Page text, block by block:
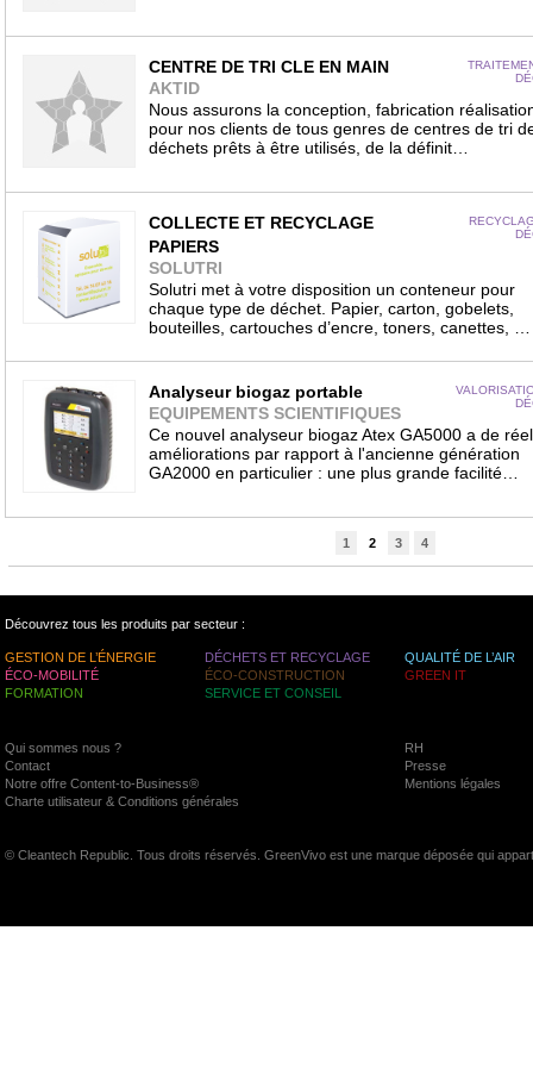
CENTRE DE TRI CLE EN MAIN
AKTID
Nous assurons la conception, fabrication
pour nos clients de tous genres de centres de tri
déchets prêts à être utilisés, de la définit…
COLLECTE ET RECYCLAGE
PAPIERS
SOLUTRI
Solutri met à votre disposition un conteneur pour
chaque type de déchet. Papier, carton, gobelets,
bouteilles, cartouches d’encre, toners, canettes, …
Analyseur biogaz portable
EQUIPEMENTS SCIENTIFIQUES
Ce nouvel analyseur biogaz Atex GA5000 a de
améliorations par rapport à l'ancienne génération
GA2000 en particulier : une plus grande facilité…
1 2 3 4
Découvrez tous les produits par secteur :
GESTION DE L’ÉNERGIE DÉCHETS ET RECYCLAGE
QUALITÉ DE L’AIR
ÉCO-MOBILITÉ
ÉCO-CONSTRUCTION
GREEN IT
FORMATION
SERVICE ET CONSEIL
Qui sommes nous ?
RH
Contact
Presse
Notre offre Content-to-Business®
Mentions légales
Charte utilisateur & Conditions générales
© Cleantech Republic. Tous droits réservés. GreenVivo est une marque déposée qui